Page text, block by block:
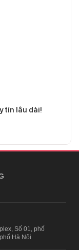
tín lâu dài!
Số 01, phố
Hà Nội